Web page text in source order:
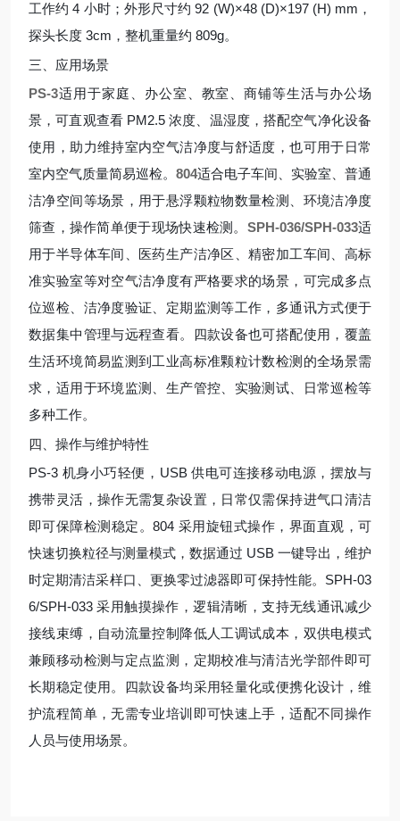
工作约 4 小时；外形尺寸约 92 (W)×48 (D)×197 (H) mm，
探头长度 3cm，整机重量约 809g。
三、应用场景
PS-3适用于家庭、办公室、教室、商铺等生活与办公场
景，可直观查看 PM2.5 浓度、温湿度，搭配空气净化设备
使用，助力维持室内空气洁净度与舒适度，也可用于日常
室内空气质量简易巡检。 804适合电子车间、实验室、普通
洁净空间等场景，用于悬浮颗粒物数量检测、环境洁净度
筛查，操作简单便于现场快速检测。 SPH-036/SPH-033适
用于半导体车间、医药生产洁净区、精密加工车间、高标
准实验室等对空气洁净度有严格要求的场景，可完成多点
位巡检、洁净度验证、定期监测等工作，多通讯方式便于
数据集中管理与远程查看。四款设备也可搭配使用，覆盖
生活环境简易监测到工业高标准颗粒计数检测的全场景需
求，适用于环境监测、生产管控、实验测试、日常巡检等
多种工作。
四、操作与维护特性
PS-3 机身小巧轻便，USB 供电可连接移动电源，摆放与
携带灵活，操作无需复杂设置，日常仅需保持进气口清洁
即可保障检测稳定。804 采用旋钮式操作，界面直观，可
快速切换粒径与测量模式，数据通过 USB 一键导出，维护
时定期清洁采样口、更换零过滤器即可保持性能。SPH-03
6/SPH-033 采用触摸操作，逻辑清晰，支持无线通讯减少
接线束缚，自动流量控制降低人工调试成本，双供电模式
兼顾移动检测与定点监测，定期校准与清洁光学部件即可
长期稳定使用。四款设备均采用轻量化或便携化设计，维
护流程简单，无需专业培训即可快速上手，适配不同操作
人员与使用场景。